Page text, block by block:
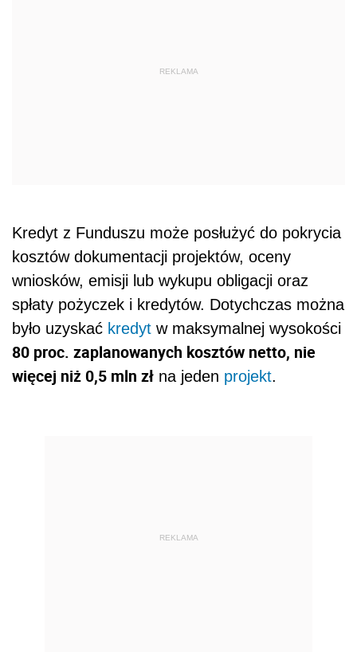
REKLAMA
Kredyt z Funduszu może posłużyć do pokrycia
kosztów dokumentacji projektów, oceny
wniosków, emisji lub wykupu obligacji oraz
spłaty pożyczek i kredytów. Dotychczas można
było uzyskać kredyt w maksymalnej wysokości
80 proc. zaplanowanych kosztów netto, nie
więcej niż 0,5 mln zł na jeden projekt.
REKLAMA